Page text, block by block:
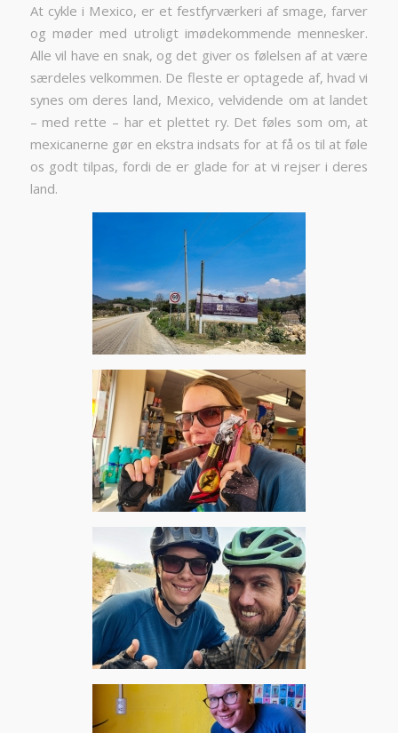
At cykle i Mexico, er et festfyrværkeri af smage, farver
og møder med utroligt imødekommende mennesker.
Alle vil have en snak, og det giver os følelsen af at være
særdeles velkommen. De fleste er optagede af, hvad vi
synes om deres land, Mexico, velvidende om at landet
– med rette – har et plettet ry. Det føles som om, at
mexicanerne gør en ekstra indsats for at få os til at føle
os godt tilpas, fordi de er glade for at vi rejser i deres
land.